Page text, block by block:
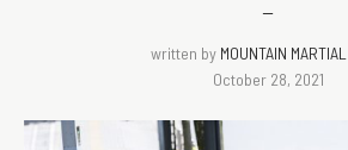
–
written by MOUNTAIN
October 28, 2021